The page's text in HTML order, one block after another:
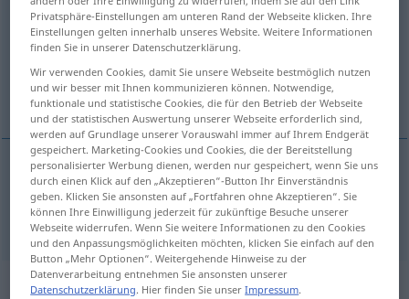
Übersicht aller Übersetzungen
(Für mehr Details die Übersetzung anklicken/antippen)
groß
groß stor
Beispielsätze für "stor"
Privatsphäre-Einstellungen am unteren Rand der Webseite klicken. Ihre
Einstellungen gelten innerhalb unseres Website. Weitere Informationen
finden Sie in unserer Datenschutzerklärung.
Wir verwenden Cookies, damit Sie unsere Webseite bestmöglich nutzen
und wir besser mit Ihnen kommunizieren können. Notwendige,
funktionale und statistische Cookies, die für den Betrieb der Webseite
und der statistischen Auswertung unserer Webseite erforderlich sind,
werden auf Grundlage unserer Vorauswahl immer auf Ihrem Endgerät
gespeichert. Marketing-Cookies und Cookies, die der Bereitstellung
personalisierter Werbung dienen, werden nur gespeichert, wenn Sie uns
durch einen Klick auf den „Akzeptieren“-Button Ihr Einverständnis
geben. Klicken Sie ansonsten auf „Fortfahren ohne Akzeptieren“. Sie
können Ihre Einwilligung jederzeit für zukünftige Besuche unserer
Webseite widerrufen. Wenn Sie weitere Informationen zu den Cookies
und den Anpassungsmöglichkeiten möchten, klicken Sie einfach auf den
Button „Mehr Optionen“. Weitergehende Hinweise zu der
Datenverarbeitung entnehmen Sie ansonsten unserer
Datenschutzerklärung. Hier finden Sie unserImpressum.